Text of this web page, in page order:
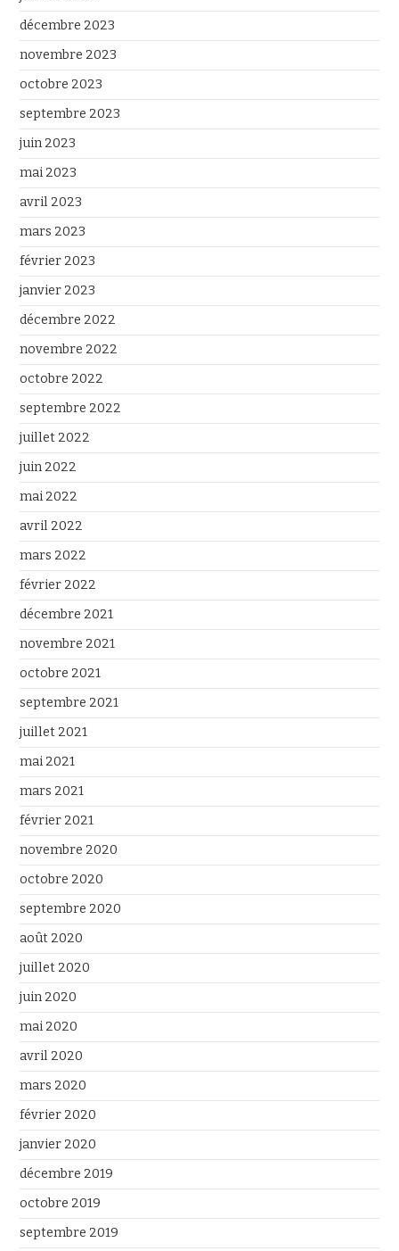
décembre 2023
novembre 2023
octobre 2023
septembre 2023
juin 2023
mai 2023
avril 2023
mars 2023
février 2023
janvier 2023
décembre 2022
novembre 2022
octobre 2022
septembre 2022
juillet 2022
juin 2022
mai 2022
avril 2022
mars 2022
février 2022
décembre 2021
novembre 2021
octobre 2021
septembre 2021
juillet 2021
mai 2021
mars 2021
février 2021
novembre 2020
octobre 2020
septembre 2020
août 2020
juillet 2020
juin 2020
mai 2020
avril 2020
mars 2020
février 2020
janvier 2020
décembre 2019
octobre 2019
septembre 2019